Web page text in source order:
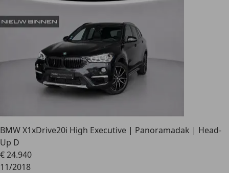
BMW X1xDrive20i High Executive | Panoramadak | Head-
Up D
€ 24.940
11/2018